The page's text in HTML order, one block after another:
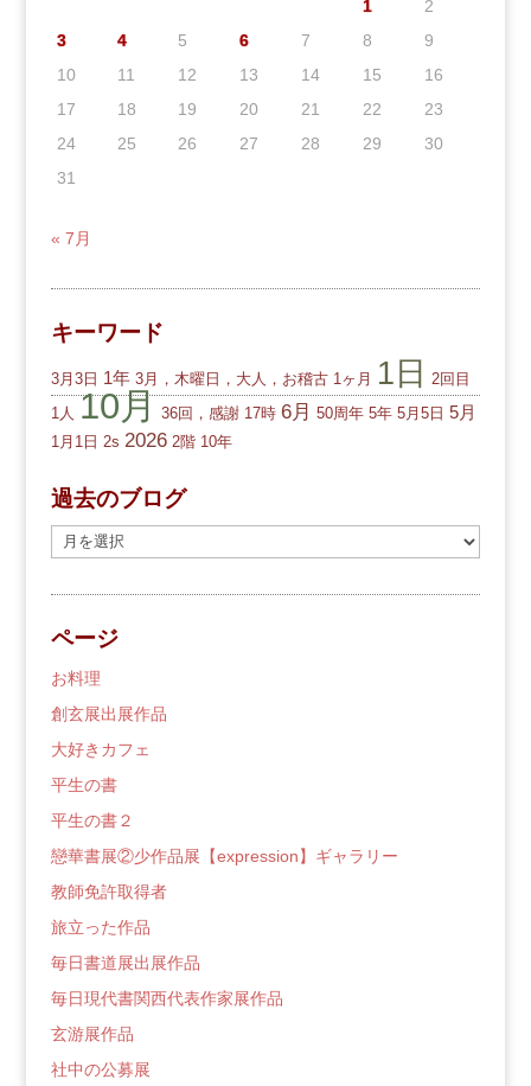
1
2
3
4 5 6 7 8
9
10
11 12 13 14 15
16
17
18 19 20 21 22
23
24
25 26 27 28 29
30
31
« 7月
キーワード
3月3日 1年 3月，木曜日，大人，お稽古 1ヶ月 1日 2回目
1人 10月 36回，感謝 17時 6月 50周年 5年 5月5日 5月
1月1日 2s 2026 2階 10年
過去のブログ
去
の
ロ
グ
ページ
お料理
創玄展出展作品
大好きカフェ
平生の書
平生の書２
戀華書展②少作品展【expression】ギャラリー
教師免許取得者
旅立った作品
毎日書道展出展作品
毎日現代書関西代表作家展作品
玄游展作品
社中の公募展